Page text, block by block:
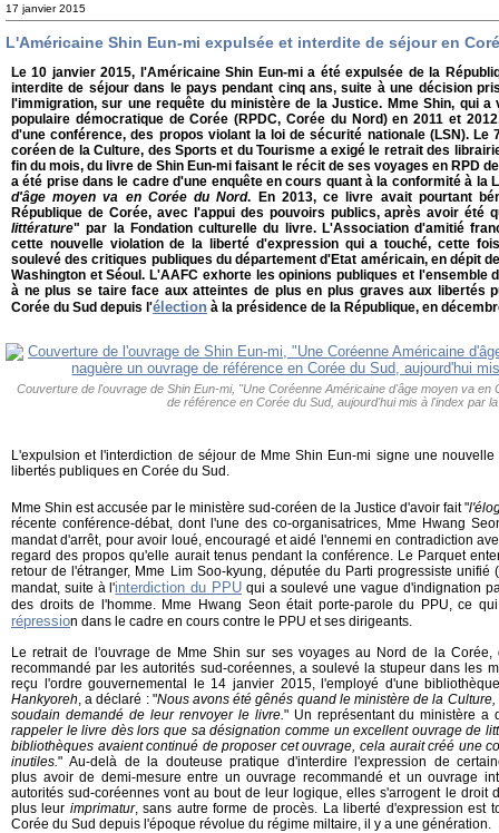
17 janvier 2015
L'Américaine Shin Eun-mi expulsée et interdite de séjour en
Le 10 janvier 2015, l'Américaine Shin Eun-mi a été expulsée de la
interdite de séjour dans le pays pendant cinq ans, suite à une décision
l'immigration, sur une requête du ministère de la Justice. Mme Shin, qui a
populaire démocratique de Corée (RPDC, Corée du Nord) en 2011 et
d'une conférence, des propos violant la loi de sécurité nationale (LSN). Le
coréen de la Culture, des Sports et du Tourisme a exigé le retrait des
fin du mois, du livre de Shin Eun-mi faisant le récit de ses voyages en RPD
a été prise dans le cadre d'une enquête en cours quant à la conformité à la
d'âge moyen va en Corée du Nord. En 2013, ce livre avait pourtant
République de Corée, avec l'appui des pouvoirs publics, après avoir été
littérature" par la Fondation culturelle du livre. L'Association d'amitié
cette nouvelle violation de la liberté d'expression qui a touché, cette
soulevé des critiques publiques du département d'Etat américain, en dépit
Washington et Séoul. L'AAFC exhorte les opinions publiques et l'ensemble
à ne plus se taire face aux atteintes de plus en plus graves aux libertés
Corée du Sud depuis l'élection à la présidence de la République, en
Couverture de l'ouvrage de Shin Eun-mi, "Une Coréenne Américaine d'âge moyen va
de référence en Corée du Sud, aujourd'hui mis à l'index par
L'expulsion et l'interdiction de séjour de Mme Shin Eun-mi signe une
libertés publiques en Corée du Sud.
Mme Shin est accusée par le ministère sud-coréen de la Justice d'avoir fait "
récente conférence-débat, dont l'une des co-organisatrices, Mme Hwang
mandat d'arrêt, pour avoir loué, encouragé et aidé l'ennemi en contradiction
regard des propos qu'elle aurait tenus pendant la conférence. Le Parquet
retour de l'étranger, Mme Lim Soo-kyung, députée du Parti progressiste unifié
mandat, suite à l'interdiction du PPU qui a soulevé une vague d'indignation
des droits de l'homme. Mme Hwang Seon était porte-parole du PPU, ce
répression dans le cadre en cours contre le PPU et ses dirigeants.
Le retrait de l'ouvrage de Mme Shin sur ses voyages au Nord de la
recommandé par les autorités sud-coréennes, a soulevé la stupeur dans les
reçu l'ordre gouvernemental le 14 janvier 2015, l'employé d'une
Hankyoreh, a déclaré : "Nous avons été gênés quand le ministère de la
soudain demandé de leur renvoyer le livre." Un représentant du ministère a
rappeler le livre dès lors que sa désignation comme un excellent ouvrage de
bibliothèques avaient continué de proposer cet ouvrage, cela aurait créé une
inutiles." Au-delà de la douteuse pratique d'interdire l'expression de
plus avoir de demi-mesure entre un ouvrage recommandé et un ouvrage
autorités sud-coréennes vont au bout de leur logique, elles s'arrogent le droit
plus leur imprimatur, sans autre forme de procès. La liberté d'expression est
Corée du Sud depuis l'époque révolue du régime miltaire, il y a une génération.